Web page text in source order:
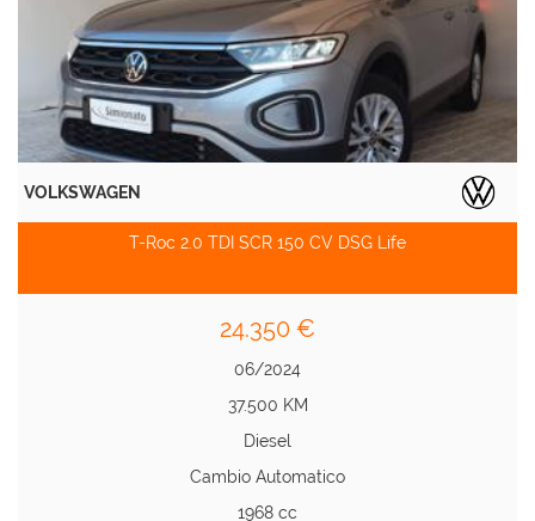
VOLKSWAGEN
T-Roc 2.0 TDI SCR 150 CV DSG Life
24.350 €
06/2024
37.500 KM
Diesel
Cambio Automatico
1968 cc